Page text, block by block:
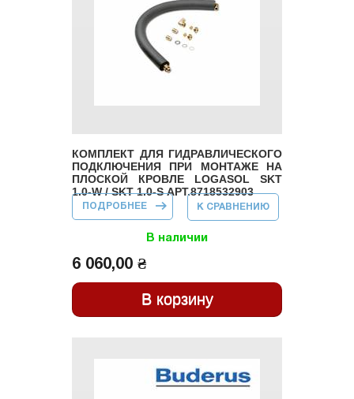
КОМПЛЕКТ ДЛЯ ГИДРАВЛИЧЕСКОГО
ПОДКЛЮЧЕНИЯ ПРИ МОНТАЖЕ НА
ПЛОСКОЙ КРОВЛЕ LOGASOL SKT
1.0-W / SKT 1.0-S АРТ.8718532903
6 060,00 ₴
К СРАВНЕНИЮ
В наличии
ПОДРОБНЕЕ О КОМПЛЕКТ ДЛЯ
ГИДРАВЛИЧЕСКОГО
МОНТАЖЕ НА
ПЛОСКОЙ КРОВЛЕ